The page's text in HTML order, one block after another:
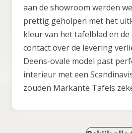
aan de showroom werden
prettig geholpen met het
kleur van het tafelblad en
contact over de levering
Deens-ovale model past
interieur met een
zouden Markante Tafels